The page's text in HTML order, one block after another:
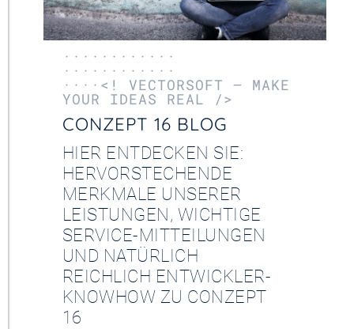
············
············
····<! VECTORSOFT – MAKE
YOUR IDEAS REAL />
CONZEPT 16 BLOG
HIER ENTDECKEN SIE:
HERVORSTECHENDE
MERKMALE UNSERER
LEISTUNGEN, WICHTIGE
SERVICE-MITTEILUNGEN
UND NATÜRLICH
REICHLICH ENTWICKLER-
KNOWHOW ZU CONZEPT
16